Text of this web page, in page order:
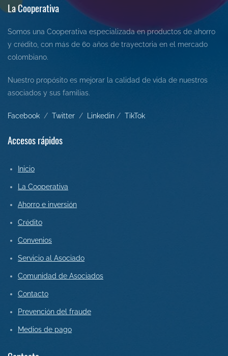
La Cooperativa
Somos una Cooperativa especializada en productos de ahorro
y crédito, con más de 60 años de trayectoria en el mercado
colombiano.
Nuestro propósito es mejorar la calidad de vida de nuestros
asociados y sus familias.
Facebook / Twitter / Linkedin / TikTok
Accesos rápidos
Inicio
La Cooperativa
Ahorro e inversión
Crédito
Convenios
Servicio al Asociado
Comunidad de Asociados
Contacto
Prevención del fraude
Medios de pago